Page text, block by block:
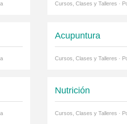
Cursos, Clases y Talleres ·
Acupuntura
Cursos, Clases y Talleres ·
Nutrición
Cursos, Clases y Talleres ·